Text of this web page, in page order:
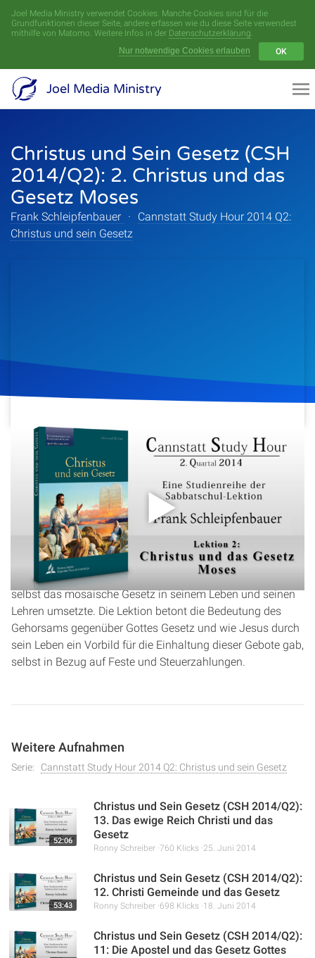
Joel Media Ministry verwendet Cookies. Manche Cookies sind für die
Grundfunktionen dieser Seite, andere erfassen wie du diese Seite verwendest
mithilfe von Matomo. Weitere Infos in der Datenschutzerklärung.
Nur notwendige Cookies erlauben
OK
Joel Media Ministry
Christus und Sein Gesetz (CSH
2014/Q2): 2. Christus und das
Gesetz Moses
Frank Schleipfenbauer ·
Cannstatt Study Hour 2014 Q2:
Christus und sein Gesetz
8. April 2014 Klicks Download
In dieser Cannstatt Study Hour-Episode mit Frank
Schleipfenbauer wird die Beziehung zwischen Christus und
dem Gesetz Mose beleuchtet. Es wird untersucht, ob Christi
Gesetz und das Gesetz Mose identisch sind und wie Jesus
selbst das mosaische Gesetz in seinem Leben und seinen
Lehren umsetzte. Die Lektion betont die Bedeutung des
Gehorsams gegenüber Gottes Gesetz und wie Jesus durch
sein Leben ein Vorbild für die Einhaltung dieser Gebote gab,
selbst in Bezug auf Feste und Steuerzahlungen.
Weitere Aufnahmen
Serie: Cannstatt Study Hour 2014 Q2: Christus und sein Gesetz
52:06
Christus und Sein Gesetz (CSH 2014/Q2):
13. Das ewige Reich Christi und das
Gesetz
Ronny Schreiber 760 Klicks 25. Juni 2014
53:43
Christus und Sein Gesetz (CSH 2014/Q2):
12. Christi Gemeinde und das Gesetz
Ronny Schreiber 698 Klicks 18. Juni 2014
Christus und Sein Gesetz (CSH 2014/Q2):
11: Die Apostel und das Gesetz Gottes
Menü
Videoarchiv
Serien
Sprecher
Themen
Über Uns
Kontakt
Spenden